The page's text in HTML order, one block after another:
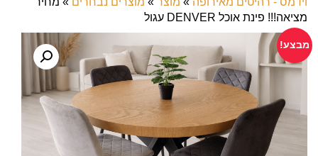
מציאה!!! פינת אוכל DENVER עגול
מבצע!